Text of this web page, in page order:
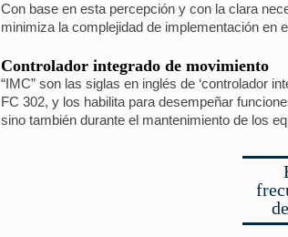
Con base en esta percepción y con la clara
minimiza la complejidad de implementación en
Controlador integrado de movimiento
“IMC” son las siglas en inglés de ‘controlador
FC 302, y los habilita para desempeñar
sino también durante el mantenimiento de los